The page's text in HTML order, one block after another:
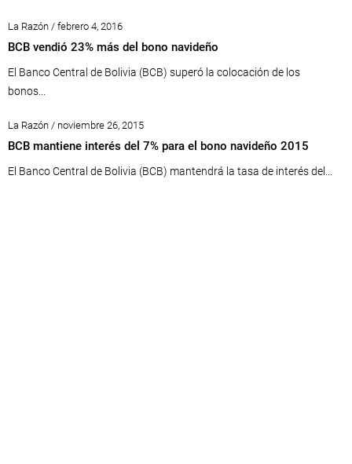
La Razón / febrero 4, 2016
BCB vendió 23% más del bono navideño
El Banco Central de Bolivia (BCB) superó la colocación de los
bonos...
La Razón / noviembre 26, 2015
BCB mantiene interés del 7% para el bono navideño 2015
El Banco Central de Bolivia (BCB) mantendrá la tasa de interés del...